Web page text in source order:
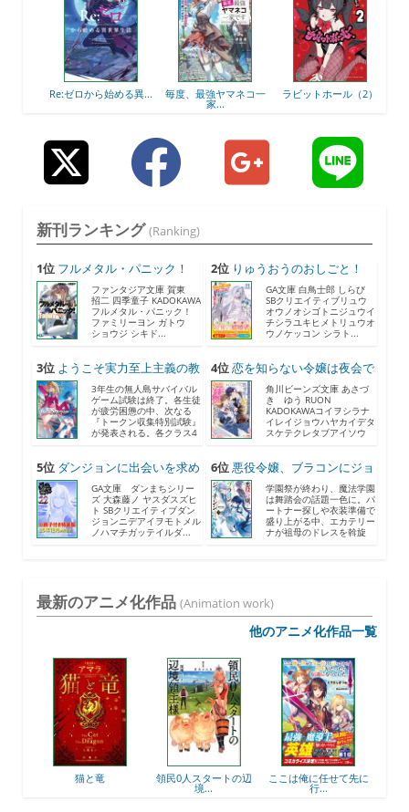
Re:ゼロから始める異... 毎度、最強ヤマネコ一
家...
ラビットホール（2）
新刊ランキング (Ranking)
1位 フルメタル・パニック！
F...
ファンタジア文庫 賀東
招二 四季童子 KADOKAWA
フルメタル・パニック！
ファミリーヨン ガトウ
ショウジ シキド...
2位 りゅうおうのおしごと！
21...
GA文庫 白鳥士郎 しらび
SBクリエイティブリュウ
オウノオシゴトニジュウイ
チシラユキヒメトリュウオ
ウノケッコン シラト...
3位 ようこそ実力至上主義の教
室...
3年生の無人島サバイバル
ゲーム試験は終了。各生徒
が疲労困憊の中、次なる
『トークン収集特別試験』
が発表される。各クラス4
4位恋を知らない令嬢は夜会で
助...
角川ビーンズ文庫 あさづ
き ゆう RUON
KADOKAWAコイヲシラナ
イレイジョウハヤカイデタ
スケテクレタブアイソウ
5位 ダンジョンに出会いを求め
る...
GA文庫 ダンまちシリー
ズ 大森藤ノ ヤスダスズヒ
ト SBクリエイティブダン
ジョンニデアイヲモトメル
ノハマチガッテイルダ...
6位悪役令嬢、ブラコンにジョ
ブ...
学園祭が終わり、魔法学園
は舞踏会の話題一色に。パ
ートナー探しや衣装準備で
盛り上がる中、エカテリー
ナが祖母のドレスを斡旋
最新のアニメ化作品 (Animation work)
他のアニメ化作品一覧
猫と竜 領民0人スタートの辺
境...
ここは俺に任せて先に
行...